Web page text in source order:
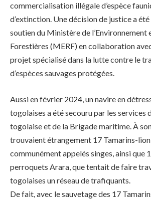
commercialisation illégale d’espèce
d’extinction. Une décision de justice a
soutien du Ministère de l’Environnement
Forestières (MERF) en collaboration
projet spécialisé dans la lutte contre le
d’espèces sauvages protégées.
Aussi en février 2024, un navire en
togolaises a été secouru par les services
togolaise et de la Brigade maritime. À
trouvaient étrangement 17 Tamarins-
communément appelés singes, ainsi que
perroquets Arara, que tentait de faire
togolaises un réseau de trafiquants.
De fait, avec le sauvetage des 17